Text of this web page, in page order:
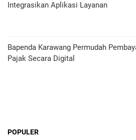
Integrasikan Aplikasi Layanan
Bapenda Karawang Permudah
Pajak Secara Digital
POPULER